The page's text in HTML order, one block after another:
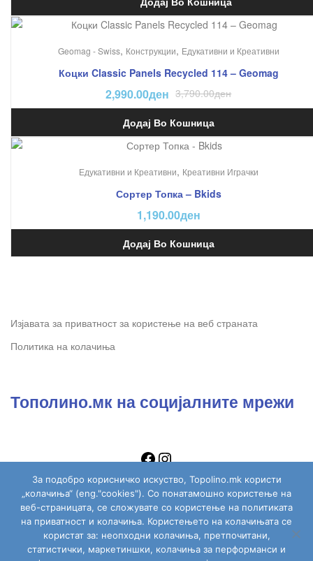
Geomag - Swiss, Конструкции, Едукативни и Креативни
Коцки Classic Panels Recycled 114 – Geomag
3,790.00ден
2,990.00ден
Додај Во Кошница
Едукативни и Креативни, Креативни Играчки
Сортер Топка – Bkids
1,190.00ден
Додај Во Кошница
Изјавата за приватност за користење на веб страната
Политика на колачиња
Тополино.мк на социјалните мрежи
Copyright © 2026Topolino.mk. All Rights Reserved.
За подобро корисничко искуство, Topolino.mk користи
„колачиња“ (eng."cookies"). Со понатамошно користење на
веб-страницата, се сложувате со користење на политиката
на приватност и колачиња. Користењето на колачињата се
користат за: неопходни колачиња, претпочитани,
статистички, маркетиншки, колачиња за перформанси и